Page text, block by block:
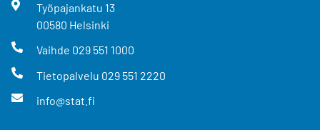
Työpajankatu 13
00580 Helsinki
Vaihde 029 551 1000
Tietopalvelu 029 551 2220
info@stat.fi